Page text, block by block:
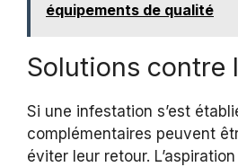
équipements de qualité
Solutions contre
Si une infestation s’est
complémentaires peuvent
éviter leur retour.